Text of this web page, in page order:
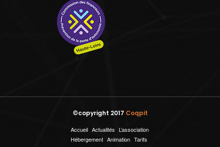
©copyright 2017 Coqpit
Accueil Actualités L’association
Hébergement Animation Tarifs